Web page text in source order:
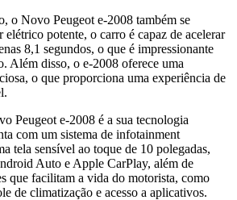
o Novo Peugeot e-2008 também se
elétrico potente, o carro é capaz de acelerar
8,1 segundos, o que é impressionante
Além disso, o e-2008 oferece uma
o que proporciona uma experiência de
Peugeot e-2008 é a sua tecnologia
com um sistema de infotainment
tela sensível ao toque de 10 polegadas,
Auto e Apple CarPlay, além de
que facilitam a vida do motorista, como
de climatização e acesso a aplicativos.